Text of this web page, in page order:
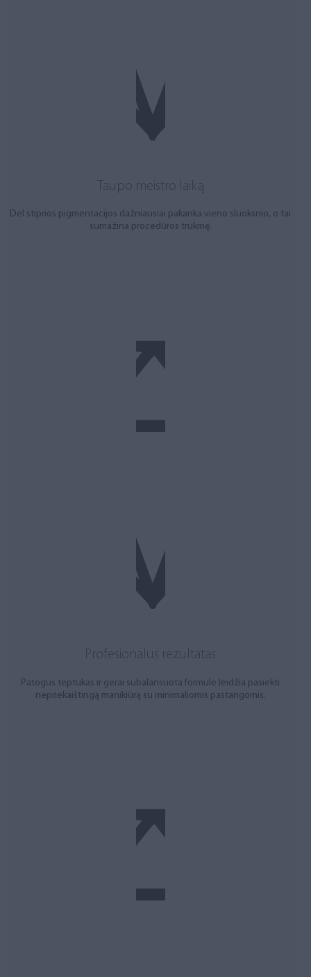
Taupo meistro laiką
Dėl stiprios pigmentacijos dažniausiai pakanka vieno sluoksnio, o tai
sumažina procedūros trukmę.
Profesionalus rezultatas
Patogus teptukas ir gerai subalansuota formulė leidžia pasiekti
nepriekaištingą manikiūrą su minimaliomis pastangomis.